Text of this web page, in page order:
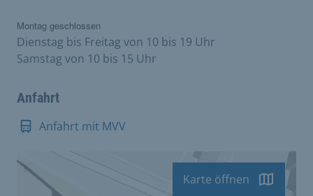
Montag geschlossen
Dienstag bis Freitag von 10 bis 19 Uhr
Samstag von 10 bis 15 Uhr
Anfahrt
Anfahrt mit MVV
Karte öffnen